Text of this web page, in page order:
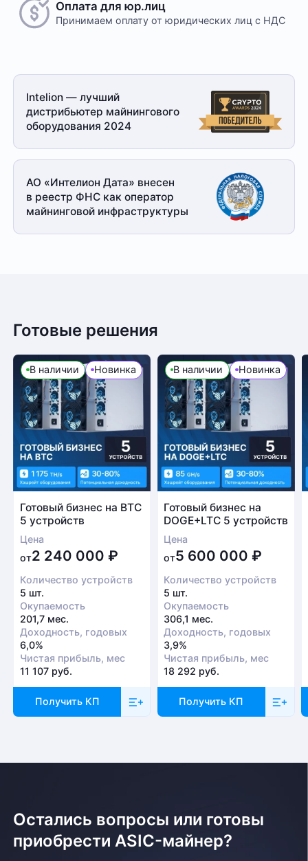
Оплата для юр.лиц
Принимаем оплату от юридических лиц с НДС
Intelion — лучший
дистрибьютер майнингового
оборудования 2024
АО «Интелион Дата» внесен
в реестр ФНС как оператор
майнинговой инфраструктуры
Готовые решения
В наличии Новинка
Готовый бизнес на BTC
5 устройств
Цена
от2 240 000 ₽
Количество устройств
5 шт.
Окупаемость
201,7 мес.
Доходность, годовых
6,0%
Чистая прибыль, мес
11 107 руб.
Получить КП
В наличии Новинка
Готовый бизнес на
DOGE+LTC 5 устройств
Цена
от5 600 000₽
Количество устройств
5 шт.
Окупаемость
306,1 мес.
Доходность, годовых
3,9%
Чистая прибыль, мес
18 292 руб.
Получить КП
Остались вопросы или готовы
приобрести ASIC-майнер?